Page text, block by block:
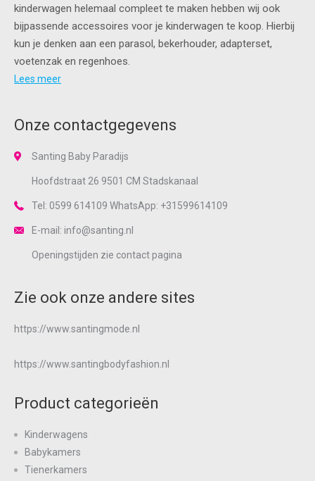
kinderwagen helemaal compleet te maken hebben wij ook
bijpassende accessoires voor je kinderwagen te koop. Hierbij
kun je denken aan een parasol, bekerhouder, adapterset,
voetenzak en regenhoes.
Lees meer
Onze contactgegevens
Santing Baby Paradijs
Hoofdstraat 26 9501 CM Stadskanaal
Tel: 0599 614109 WhatsApp: +31599614109
E-mail: info@santing.nl
Openingstijden zie contactpagina
Zie ook onze andere sites
https://www.santingmode.nl
https://www.santingbodyfashion.nl
Product categorieën
Kinderwagens
Babykamers
Tienerkamers